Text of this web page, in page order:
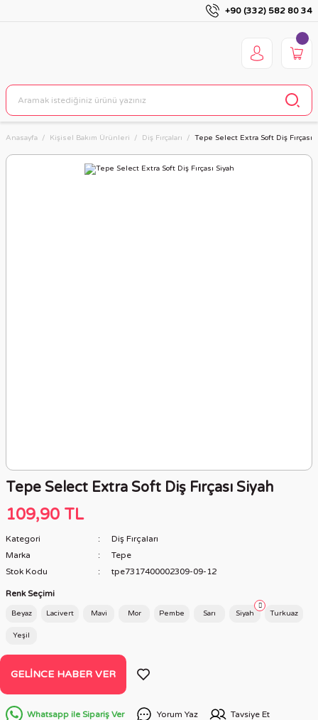
+90 (332) 582 80 34
Anasayfa Kişisel Bakım Ürünleri Diş Fırçaları Tepe Select Extra Soft Diş Fırçası
Tepe Select Extra Soft Diş Fırçası Siyah
109,90 TL
Kategori
Diş Fırçaları
Marka
Tepe
Stok Kodu
tpe7317400002309-09-12
Renk Seçimi
Beyaz Lacivert Mavi Mor Pembe Sarı Siyah Turkuaz
Yeşil
GELINCE HABER VER
Whatsapp ile Sipariş Ver Yorum Yaz Tavsiye Et